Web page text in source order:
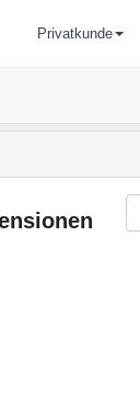
Privatkunde